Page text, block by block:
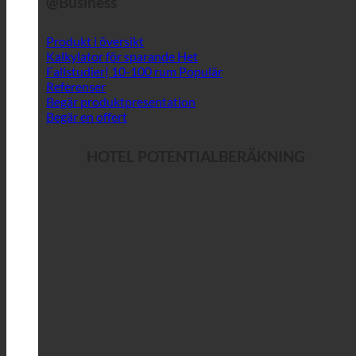
Produkt i översikt
Kalkylator för sparande
Fallstudier| 10-100 rum
Referenser
Begär produktpresentation
Begär en offert